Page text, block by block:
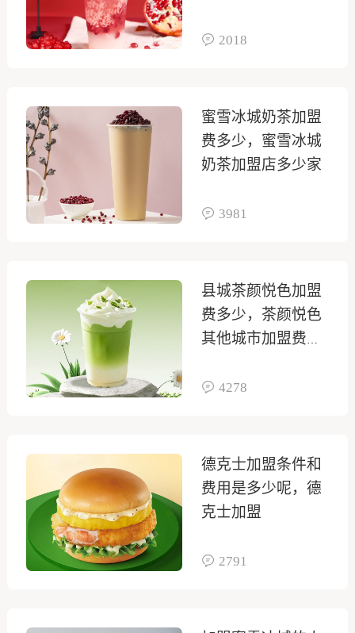
2018
蜜雪冰城奶茶加盟
费多少，蜜雪冰城
奶茶加盟店多少家
3981
县城茶颜悦色加盟
费多少，茶颜悦色
其他城市加盟费要
4278
德克士加盟条件和
费用是多少呢，德
克士加盟
2791